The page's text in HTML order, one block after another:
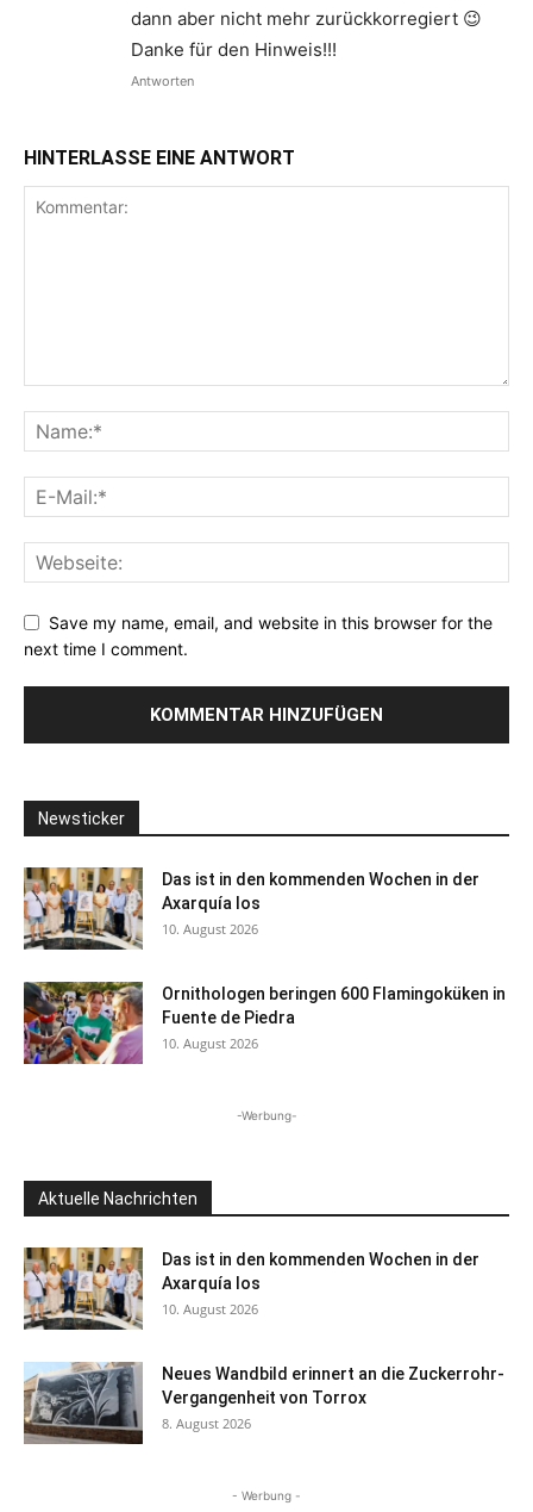
dann aber nicht mehr zurückkorregiert 😉
Danke für den Hinweis!!!
Antworten
HINTERLASSE EINE ANTWORT
Save my name, email, and website in this browser for the
next time I comment.
Newsticker
Das ist in den kommenden Wochen in der
Axarquía los
10. August 2026
Ornithologen beringen 600 Flamingoküken in
Fuente de Piedra
10. August 2026
-Werbung-
Aktuelle Nachrichten
Das ist in den kommenden Wochen in der
Axarquía los
10. August 2026
Neues Wandbild erinnert an die Zuckerrohr-
Vergangenheit von Torrox
8. August 2026
- Werbung -